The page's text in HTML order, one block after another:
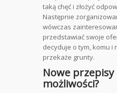
taką chęć i złożyć
Następnie
wówczas
przedstawiać swoje
decyduje o tym, komu i
przekaże grunty.
Nowe przepisy
możliwości?